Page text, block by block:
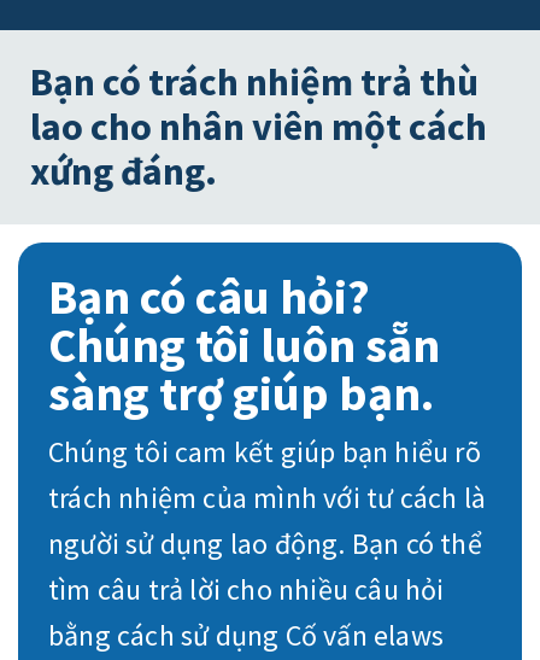
Bạn có trách nhiệm trả thù
lao cho nhân viên một cách
xứng đáng.
Bạn có câu hỏi?
Chúng tôi luôn sẵn
sàng trợ giúp bạn.
Chúng tôi cam kết giúp bạn hiểu rõ
trách nhiệm của mình với tư cách là
người sử dụng lao động. Bạn có thể
tìm câu trả lời cho nhiều câu hỏi
bằng cách sử dụng Cố vấn elaws